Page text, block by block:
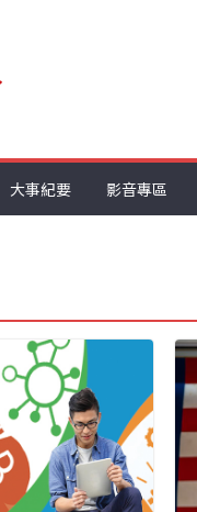
大事紀要 影音專區